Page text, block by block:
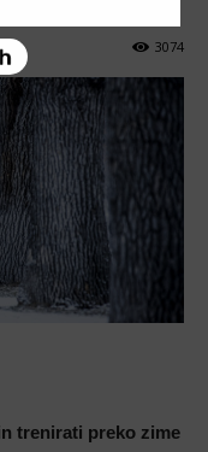
3074
trenirati preko zime